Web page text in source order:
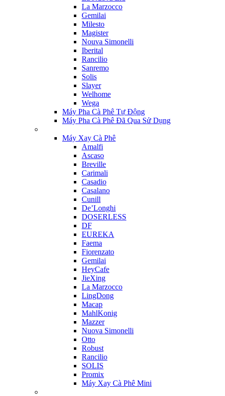
La Marzocco
Gemilai
Milesto
Magister
Nouva Simonelli
Iberital
Rancilio
Sanremo
Solis
Slayer
Welhome
Wega
Máy Pha Cà Phê Tự Động
Máy Pha Cà Phê Đã Qua Sử Dụng
Máy Xay Cà Phê
Amalfi
Ascaso
Breville
Carimali
Casadio
Casalano
Cunill
De’Longhi
DOSERLESS
DF
EUREKA
Faema
Fiorenzato
Gemilai
HeyCafe
JieXing
La Marzocco
LingDong
Macap
MahlKonig
Mazzer
Nuova Simonelli
Otto
Robust
Rancilio
SOLIS
Promix
Máy Xay Cà Phê Mini